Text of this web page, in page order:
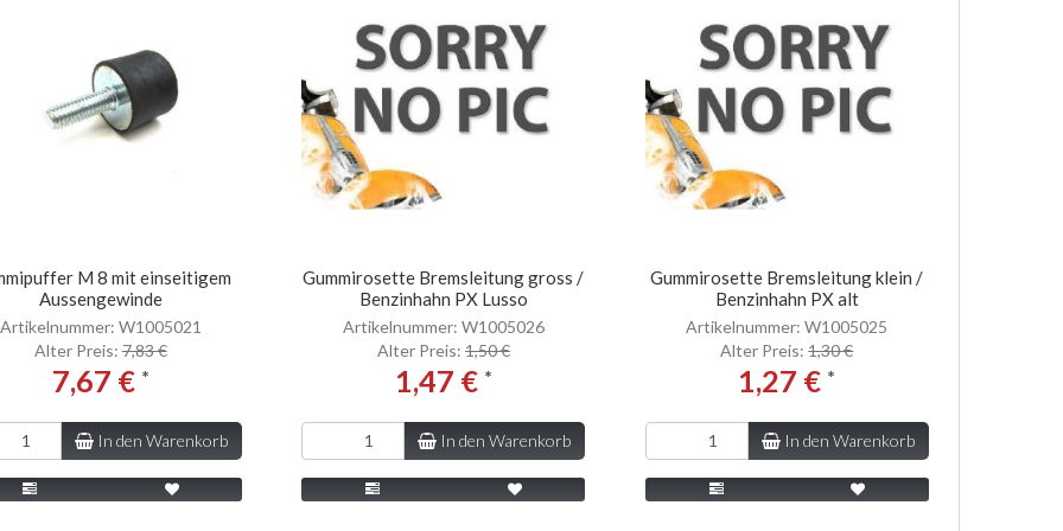
M 8 mit einseitigem
Aussengewinde
Artikelnummer: W1005021
Alter Preis:7,83 €
7,67 € *
In den Warenkorb
Gummirosette Bremsleitung gross /
Benzinhahn PX Lusso
Artikelnummer: W1005026
Alter Preis: 1,50 €
1,47 € *
In den Warenkorb
Gummirosette Bremsleitung klein /
Benzinhahn PX alt
Artikelnummer: W1005025
Alter Preis:1,30 €
1,27 € *
In den Warenkorb